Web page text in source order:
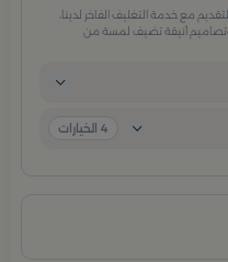
مع خدمة التغليف الفاخر لدينا،
أنيقة تضيف لمسة من
4 الخيارات